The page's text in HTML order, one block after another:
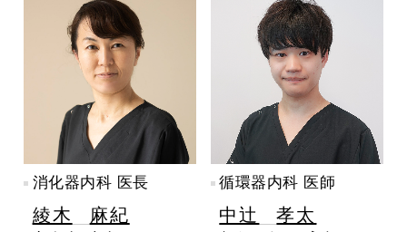
消化器内科 医長
綾木 麻紀
循環器内科 医師
中辻 孝太